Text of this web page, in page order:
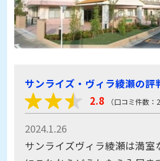
サンライズ・ヴィラ綾瀬の評
2.8
（口コミ件数：2
2024.1.26
サンライズヴィラ綾瀬は満室